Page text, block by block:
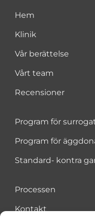
Hem
Klinik
Vår berättelse
Vårt team
Recensioner
Program för
Program för
Standard- kontra
Processen
Kontakt